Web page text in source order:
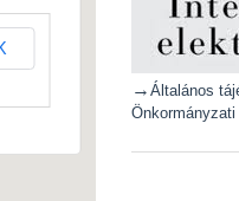
→ Általános